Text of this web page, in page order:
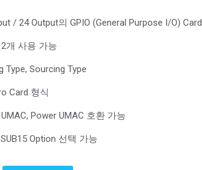
/ 24 Output의 GPIO (General Purpose I/O) Card
개 사용 가능
Type, Sourcing Type
Card 형식
UMAC, Power UMAC 호환 가능
Option 선택 가능